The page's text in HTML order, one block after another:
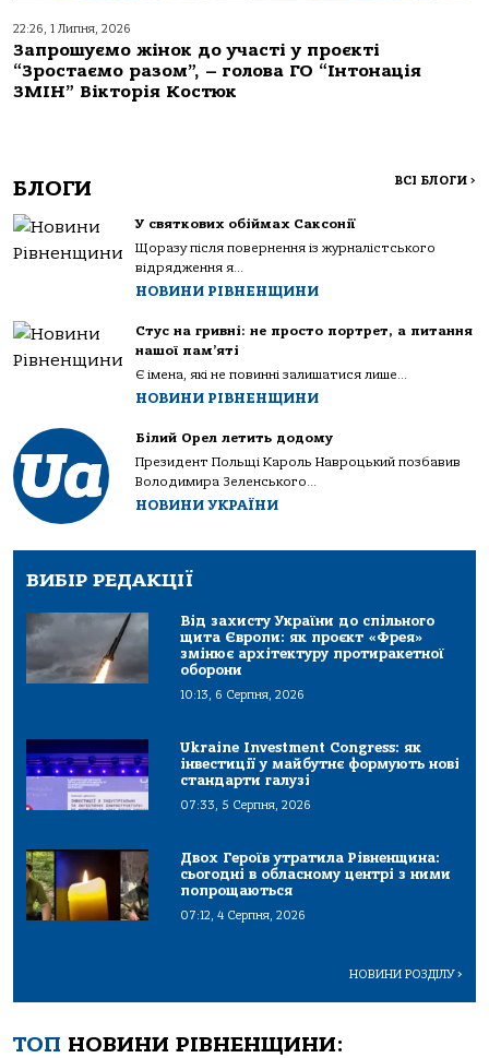
22:26, 1 Липня, 2026
Запрошуємо жінок до участі у проєкті
“Зростаємо разом”, – голова ГО “Інтонація
ЗМІН” Вікторія Костюк
БЛОГИ ВСІ БЛОГИ >
У святкових обіймах Саксонії
Щоразу після повернення із журналістського
відрядження я...
НОВИНИ РІВНЕНЩИНИ
Стус на гривні: не просто портрет, а питання
нашої пам’яті
Є імена, які не повинні залишатися лише...
НОВИНИ РІВНЕНЩИНИ
Білий Орел летить додому
Президент Польщі Кароль Навроцький позбавив
Володимира Зеленського...
НОВИНИ УКРАЇНИ
ВИБІР РЕДАКЦІЇ
Від захисту України до спільного
щита Європи: як проєкт «Фрея»
змінює архітектуру протиракетної
оборони
10:13, 6 Серпня, 2026
Ukraine Investment Congress: як
інвестиції у майбутнє формують нові
стандарти галузі
07:33, 5 Серпня, 2026
Двох Героїв утратила Рівненщина:
сьогодні в обласному центрі з ними
попрощаються
07:12, 4 Серпня, 2026
НОВИНИ РОЗДІЛУ>
ТОП НОВИНИ РІВНЕНЩИНИ: